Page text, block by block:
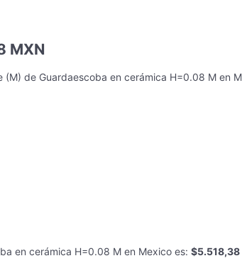
MXN
(M) de Guardaescoba en cerámica H=0.08 M en
en cerámica H=0.08 M en Mexico es: $5.518,38